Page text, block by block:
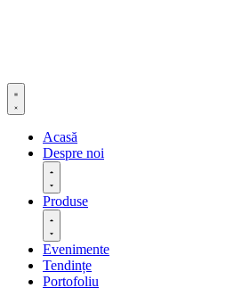
Acasă
Despre noi
Produse
Evenimente
Tendințe
Portofoliu